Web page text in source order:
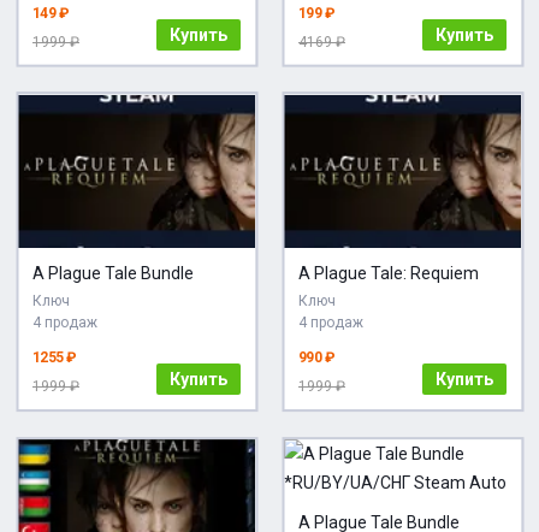
149 ₽
1999 ₽
Купить
199 ₽
4169 ₽
Купить
A Plague Tale Bundle
Ключ
4 продаж
1255 ₽
1999 ₽
Купить
A Plague Tale: Requiem
Ключ
4 продаж
990 ₽
1999 ₽
Купить
A Plague Tale Bundle